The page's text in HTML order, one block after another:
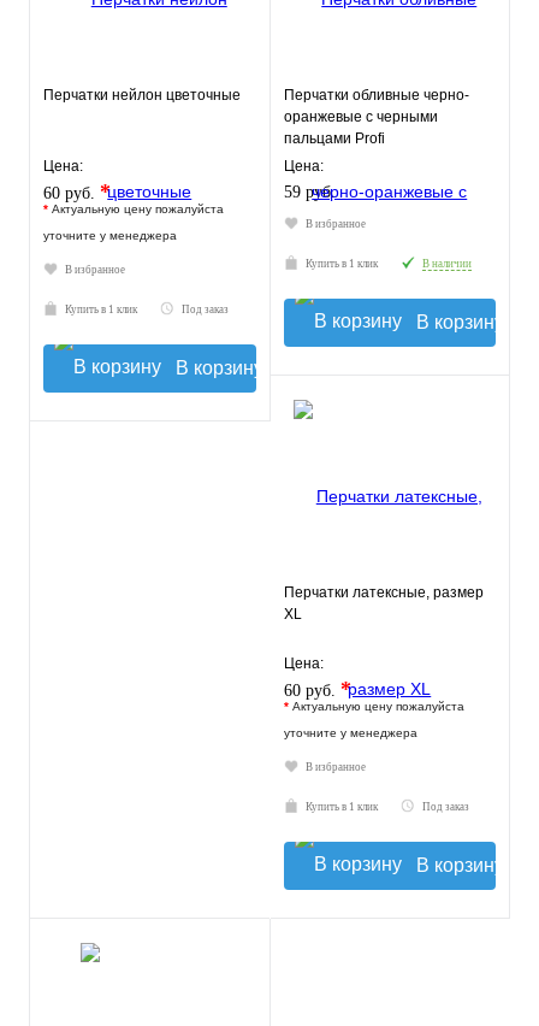
Перчатки нейлон цветочные
Цена:
60 руб. *
* Актуальную цену пожалуйста
уточните у менеджера
В избранное
Купить в 1 клик Под заказ
В корзину
Перчатки обливные черно-
оранжевые с черными
пальцами Profi
Цена:
59 руб.
В избранное
Купить в 1 клик В наличии
В корзину
Перчатки латексные, размер
XL
Цена:
60 руб. *
* Актуальную цену пожалуйста
уточните у менеджера
В избранное
Купить в 1 клик Под заказ
В корзину